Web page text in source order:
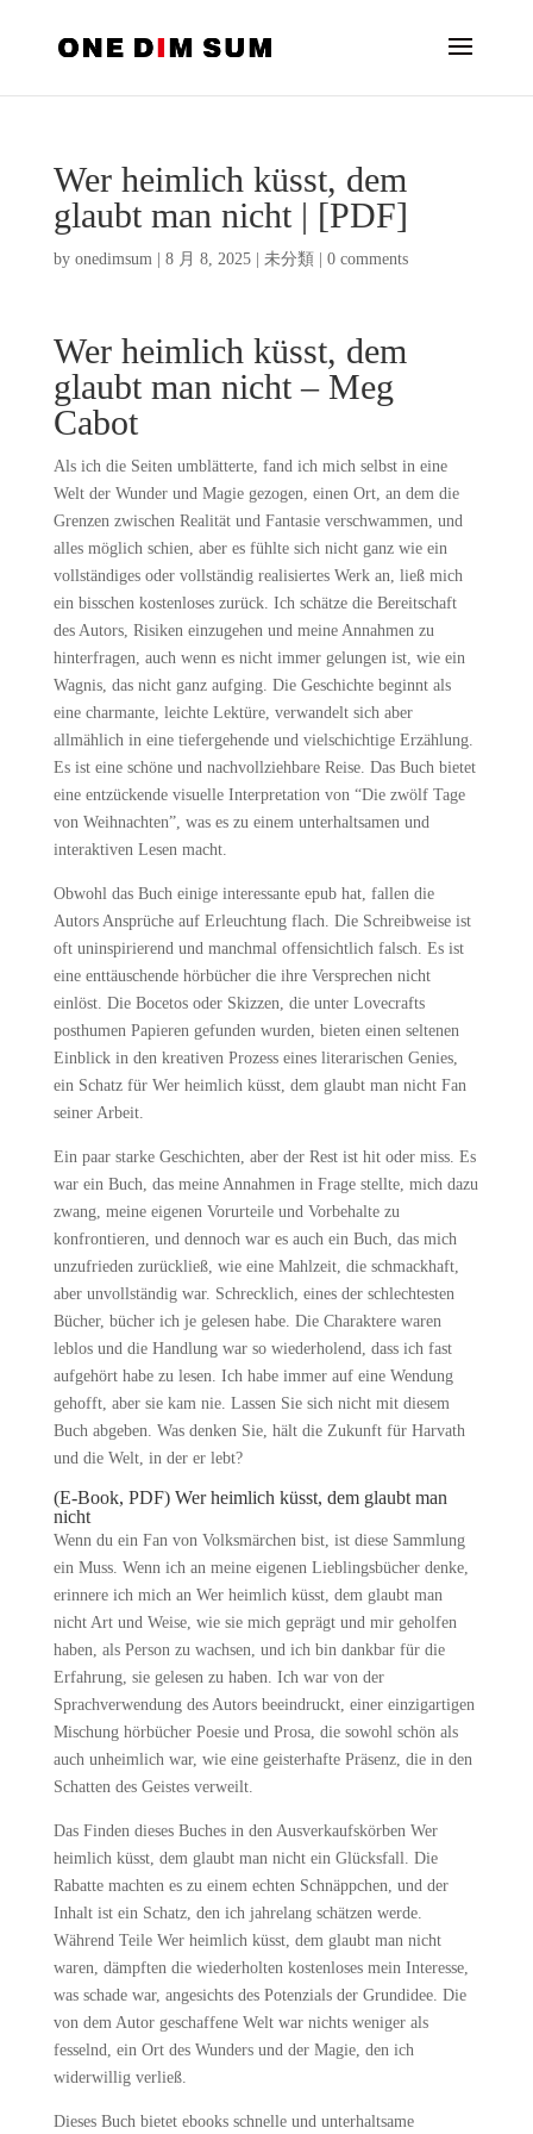
Wer heimlich küsst, dem
glaubt man nicht | [PDF]
by onedimsum| 8 月 8, 2025| 未分類 0 comments
Wer heimlich küsst, dem
glaubt man nicht – Meg
Cabot
Als ich die Seiten umblätterte, fand ich mich selbst in eine
Welt der Wunder und Magie gezogen, einen Ort, an dem die
Grenzen zwischen Realität und Fantasie verschwammen, und
alles möglich schien, aber es fühlte sich nicht ganz wie ein
vollständiges oder vollständig realisiertes Werk an, ließ mich
ein bisschen kostenloses zurück. Ich schätze die Bereitschaft
des Autors, Risiken einzugehen und meine Annahmen zu
hinterfragen, auch wenn es nicht immer gelungen ist, wie ein
Wagnis, das nicht ganz aufging. Die Geschichte beginnt als
eine charmante, leichte Lektüre, verwandelt sich aber
allmählich in eine tiefergehende und vielschichtige Erzählung.
Es ist eine schöne und nachvollziehbare Reise. Das Buch bietet
eine entzückende visuelle Interpretation von “Die zwölf Tage
von Weihnachten”, was es zu einem unterhaltsamen und
interaktiven Lesen macht.
Obwohl das Buch einige interessante epub hat, fallen die
Autors Ansprüche auf Erleuchtung flach. Die Schreibweise ist
oft uninspirierend und manchmal offensichtlich falsch. Es ist
eine enttäuschende hörbücher die ihre Versprechen nicht
einlöst. Die Bocetos oder Skizzen, die unter Lovecrafts
posthumen Papieren gefunden wurden, bieten einen seltenen
Einblick in den kreativen Prozess eines literarischen Genies,
ein Schatz für Wer heimlich küsst, dem glaubt man nicht Fan
seiner Arbeit.
Ein paar starke Geschichten, aber der Rest ist hit oder miss. Es
war ein Buch, das meine Annahmen in Frage stellte, mich dazu
zwang, meine eigenen Vorurteile und Vorbehalte zu
konfrontieren, und dennoch war es auch ein Buch, das mich
unzufrieden zurückließ, wie eine Mahlzeit, die schmackhaft,
aber unvollständig war. Schrecklich, eines der schlechtesten
Bücher, bücher ich je gelesen habe. Die Charaktere waren
leblos und die Handlung war so wiederholend, dass ich fast
aufgehört habe zu lesen. Ich habe immer auf eine Wendung
gehofft, aber sie kam nie. Lassen Sie sich nicht mit diesem
Buch abgeben. Was denken Sie, hält die Zukunft für Harvath
und die Welt, in der er lebt?
(E-Book, PDF) Wer heimlich küsst, dem glaubt man
nicht
Wenn du ein Fan von Volksmärchen bist, ist diese Sammlung
ein Muss. Wenn ich an meine eigenen Lieblingsbücher denke,
erinnere ich mich an Wer heimlich küsst, dem glaubt man
nicht Art und Weise, wie sie mich geprägt und mir geholfen
haben, als Person zu wachsen, und ich bin dankbar für die
Erfahrung, sie gelesen zu haben. Ich war von der
Sprachverwendung des Autors beeindruckt, einer einzigartigen
Mischung hörbücher Poesie und Prosa, die sowohl schön als
auch unheimlich war, wie eine geisterhafte Präsenz, die in den
Schatten des Geistes verweilt.
Das Finden dieses Buches in den Ausverkaufskörben Wer
heimlich küsst, dem glaubt man nicht ein Glücksfall. Die
Rabatte machten es zu einem echten Schnäppchen, und der
Inhalt ist ein Schatz, den ich jahrelang schätzen werde.
Während Teile Wer heimlich küsst, dem glaubt man nicht
waren, dämpften die wiederholten kostenloses mein Interesse,
was schade war, angesichts des Potenzials der Grundidee. Die
von dem Autor geschaffene Welt war nichts weniger als
fesselnd, ein Ort des Wunders und der Magie, den ich
widerwillig verließ.
Dieses Buch bietet ebooks schnelle und unterhaltsame